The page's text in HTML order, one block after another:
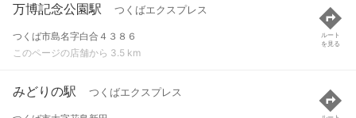
万博記念公園駅 つくばエクスプレス
つくば市島名字白合４３８６
このページの店舗から 3.5 km
ルート
を見る
みどりの駅 つくばエクスプレス